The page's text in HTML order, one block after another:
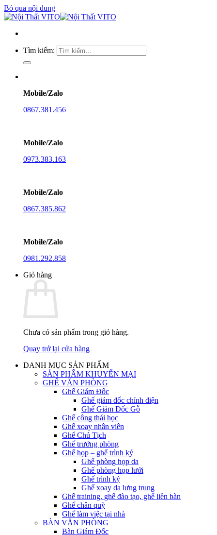
Bỏ qua nội dung
Tìm kiếm:
Mobile/Zalo
0867.381.456
Mobile/Zalo
0973.383.163
Mobile/Zalo
0867.385.862
Mobile/Zalo
0981.292.858
Giỏ hàng
Chưa có sản phẩm trong giỏ hàng.
Quay trở lại cửa hàng
DANH MỤC SẢN PHẨM
SẢN PHẨM KHUYẾN MẠI
GHẾ VĂN PHÒNG
Ghế Giám Đốc
Ghế giám đốc chỉnh điện
Ghế Giám Đốc Gỗ
Ghế công thái học
Ghế xoay nhân viên
Ghế Chủ Tịch
Ghế trưởng phòng
Ghế họp – ghế trình ký
Ghế phòng họp da
Ghế phòng họp lưới
Ghế trình ký
Ghế xoay da lưng trung
Ghế training, ghế đào tạo, ghế liền bàn
Ghế chân quỳ
Ghế làm việc tại nhà
BÀN VĂN PHÒNG
Bàn Giám Đốc